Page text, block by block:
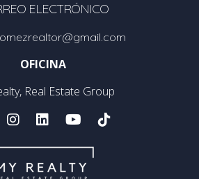
ELECTRÓNICO
OFICINA
Real Estate Group